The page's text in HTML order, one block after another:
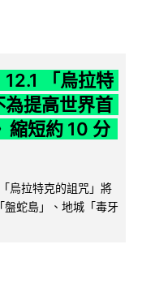
12.1 「烏拉特
提高世界首
縮短約 10 分
烏拉特克的詛咒」將
蛇島」、地城「毒牙